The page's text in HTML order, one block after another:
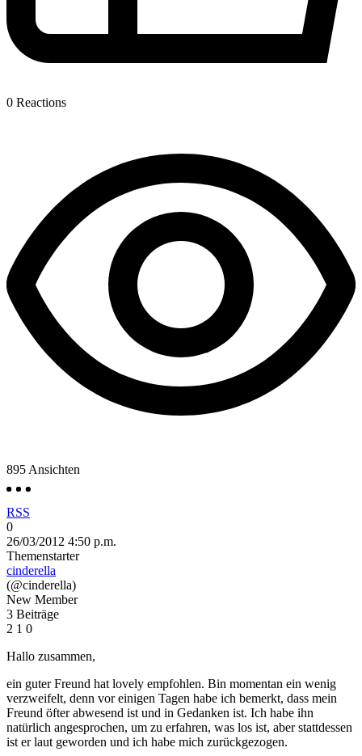
0 Reactions
895 Ansichten
RSS
0
26/03/2012 4:50 p.m.
Themenstarter
cinderella
(@cinderella)
New Member
3 Beiträge
2 1 0
Hallo zusammen,
ein guter Freund hat lovely empfohlen. Bin momentan ein wenig
verzweifelt, denn vor einigen Tagen habe ich bemerkt, dass mein
Freund öfter abwesend ist und in Gedanken ist. Ich habe ihn
natürlich angesprochen, um zu erfahren, was los ist, aber stattdessen
ist er laut geworden und ich habe mich zurückgezogen.